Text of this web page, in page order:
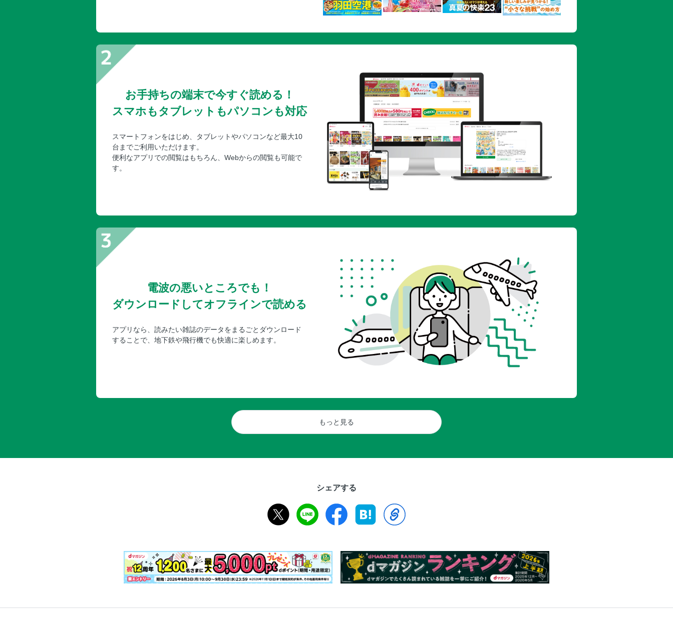
お手持ちの端末で今すぐ読める！
スマホもタブレットもパソコンも対応
スマートフォンをはじめ、タブレットやパソコンなど最大10
台までご利用いただけます。
便利なアプリでの閲覧はもちろん、Webからの閲覧も可能で
す。
電波の悪いところでも！
ダウンロードしてオフラインで読める
アプリなら、読みたい雑誌のデータをまるごとダウンロード
することで、地下鉄や飛行機でも快適に楽しめます。
もっと見る
シェアする